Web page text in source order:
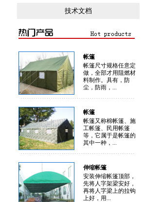
技术文档
帐篷
帐篷尺寸规格任意定
做，全部才用阻燃材
料制作。具有，防
尘，防雨，...
帐篷
帐篷又称棉帐篷、施
工帐篷、民用帐篷
等，它属于是帐篷的
其中一种，...
伸缩帐篷
安装伸缩帐篷顶部，
先将人字架梁安好，
再将人字梁上的拉钩
上好，用...